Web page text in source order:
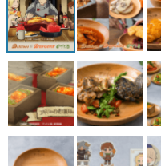
マンガ
女性向け
アプリレビュー
その他
電ファミニコゲーマーとは？